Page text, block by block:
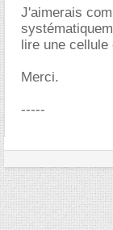
J'aimerais
lire une cellule
Merci.
-----